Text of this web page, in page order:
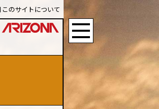
このサイトについて